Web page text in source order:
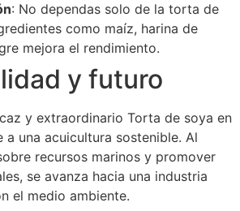
: No dependas solo de la torta de
como maíz, harina de
mejora el rendimiento.
y futuro
y extraordinario Torta de soya en
a una acuicultura sostenible. Al
recursos marinos y promover
se avanza hacia una industria
el medio ambiente.